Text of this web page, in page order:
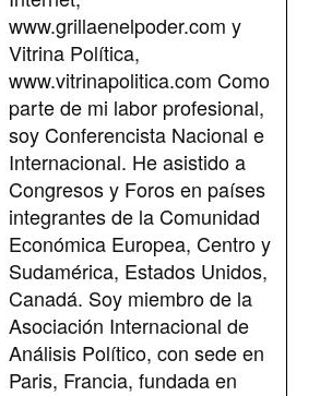
www.grillaenelpoder.com y
Vitrina Política,
www.vitrinapolitica.com Como
parte de mi labor profesional,
soy Conferencista Nacional e
Internacional. He asistido a
Congresos y Foros en países
integrantes de la Comunidad
Económica Europea, Centro y
Sudamérica, Estados Unidos,
Canadá. Soy miembro de la
Asociación Internacional de
Análisis Político, con sede en
Paris, Francia, fundada en